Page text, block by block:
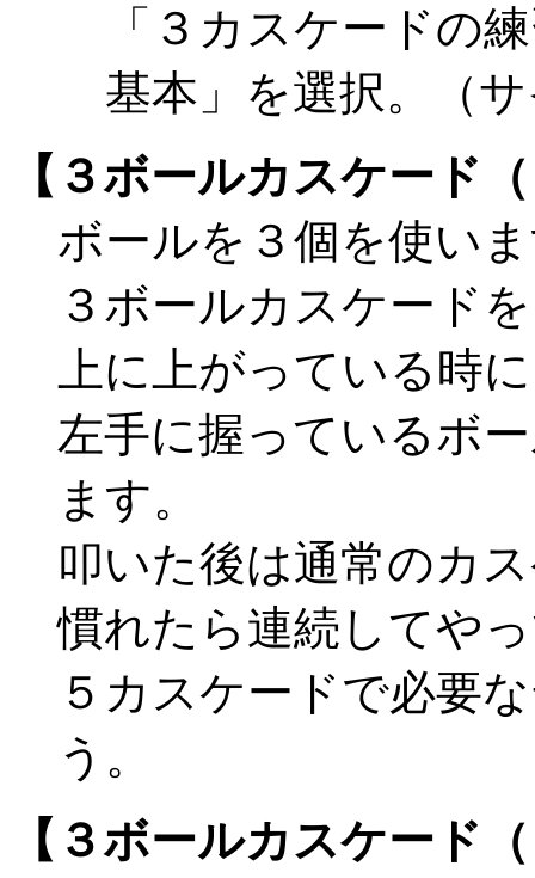
「３カスケードの
基本」を選択。（
【３ボールカスケード
ボールを３個を使い
３ボールカスケード
上に上がっている時
左手に握っているボ
ます。
叩いた後は通常のカ
慣れたら連続してや
５カスケードで必要
う。
【３ボールカスケード